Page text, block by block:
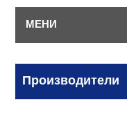
МЕНИ
Производители